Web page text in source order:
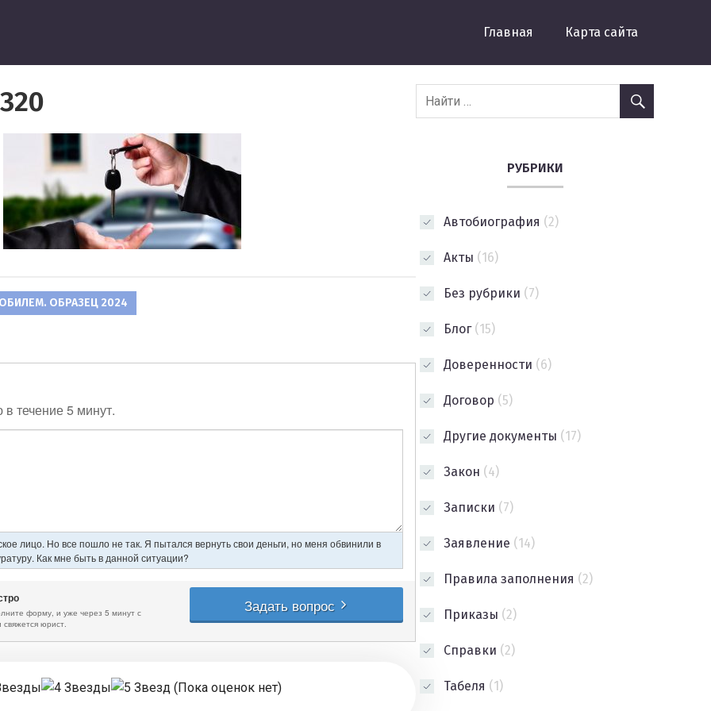
Главная Карта сайта
ОБРАЗЕЦ 2024
(Пока оценок нет)
РУБРИКИ
Автобиография (2)
Акты (16)
Без рубрики (7)
Блог(15)
Доверенности (6)
Договор (5)
Другие документы (17)
Закон (4)
Записки (7)
Заявление (14)
Правила заполнения (2)
Приказы (2)
Справки (2)
Табеля (1)